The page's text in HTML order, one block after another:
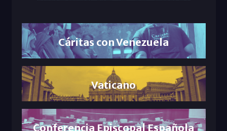
Cáritas con Venezuela
Vaticano
Conferencia Episcopal Española